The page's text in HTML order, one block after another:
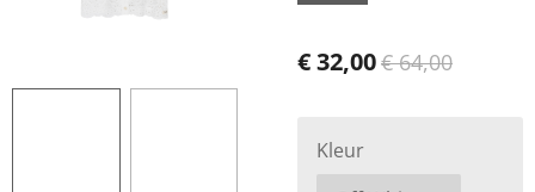
€ 32,00€ 64,00
Kleur